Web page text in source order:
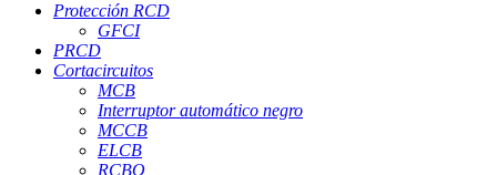
Protección RCD
GFCI
PRCD
Cortacircuitos
MCB
Interruptor automático negro
MCCB
ELCB
RCBO